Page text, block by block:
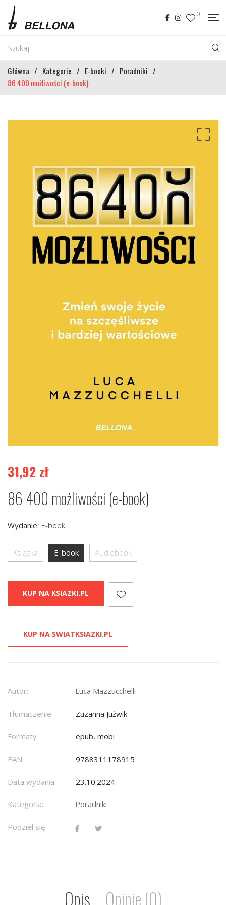
0
Główna / Kategorie / E-booki / Poradniki /
86 400 możliwości (e-book)
31,92 zł
86 400 możliwości (e-book)
Wydanie: E-book
Książka E-book Audiobook
KUP NA KSIAZKI.PL
KUP NA SWIATKSIAZKI.PL
Autor: Luca Mazzucchelli
Tłumaczenie Zuzanna Juźwik
Formaty epub, mobi
EAN 9788311178915
Data wydania 23.10.2024
Kategoria: Poradniki
Podziel się
Opis Opinie (0)